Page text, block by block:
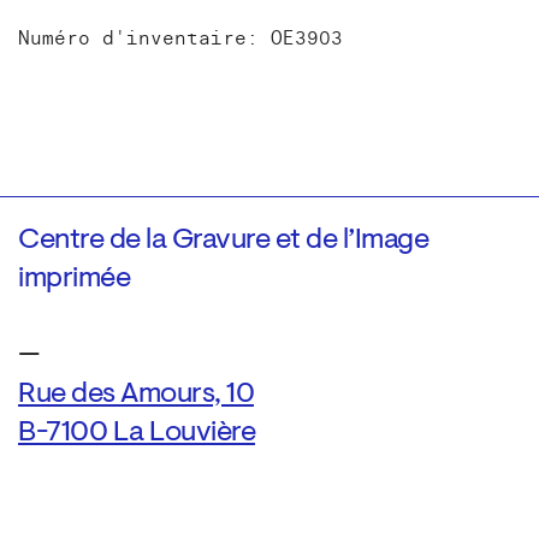
Numéro d'inventaire: OE3903
Centre de la Gravure et de l’Image
imprimée
—
Rue des Amours, 10
B-7100 La Louvière